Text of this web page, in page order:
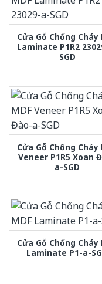
Cửa Gỗ Chống Cháy
Laminate P1R2
SGD
Cửa Gỗ Chống Cháy
Veneer P1R5 Xoan
a-SGD
Cửa Gỗ Chống Cháy
Laminate P1-a-